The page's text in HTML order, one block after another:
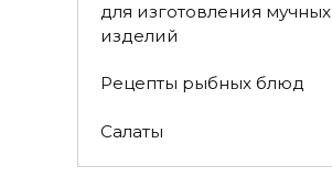
для изготовления мучных
изделий
Рецепты рыбных блюд
Салаты